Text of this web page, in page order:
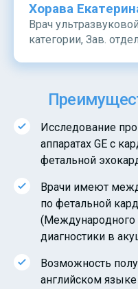
Хорава
Врач
категории, Зав.
Исследование
аппаратах GE с
фетальной
Врачи имеют
по фетальной
(Международного
диагностики в
Возможность
английском